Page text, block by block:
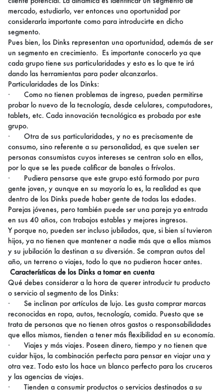
mercado, estudiarlo, ver entonces una oportunidad por
considerarla importante como para introducirte en dicho
segmento.
Pues bien, los Dinks representan una oportunidad, además de ser
un segmento en crecimiento. Es importante conocerlo ya que
cada grupo tiene sus particularidades y esto es lo que te irá
dando las herramientas para poder alcanzarlos.
Particularidades de los Dinks:
· Como no tienen problemas de ingreso, pueden permitirse
probar lo nuevo de la tecnología, desde celulares, computadores,
tablets, etc. Cada innovación tecnológica es probada por este
grupo.
· Otra de sus particularidades, y no es precisamente de
consumo, sino referente a su personalidad, es que suelen ser
personas consumistas cuyos intereses se centran solo en ellos,
por lo que se les puede calificar de banales o frívolos.
· Pudiera pensarse que este grupo está formado por pura
gente joven, y aunque en su mayoría lo es, la realidad es que
dentro de los Dinks puede haber gente de todas las edades.
Parejas jóvenes, pero también puede ser una pareja ya entrada
en sus 40 años, con trabajos estables y mejores ingresos.
Y porque no, pueden ser incluso jubilados, que, si bien sí tuvieron
hijos, ya no tienen que mantener a nadie más que a ellos mismos
y su jubilación la destinan a su diversión. Se compran autos del
año, un terreno o viajes, todo lo que no pudieron hacer antes.
Características de los Dinks a tomar en cuenta
Qué debes considerar a la hora de querer introducir tu producto
o servicio al segmento de los Dinks:
· Se inclinan por artículos de lujo. Les gusta comprar marcas
reconocidas en ropa, autos, tecnología, comida. Puesto que se
trata de personas que no tienen otros gastos o responsabilidades
que ellos mismos, tienden a tener más flexibilidad en su economía.
· Viajes y más viajes. Poseen dinero, tiempo y no tienen que
cuidar hijos, la combinación perfecta para pensar en viajar una y
otra vez. Todo esto los hace un blanco perfecto para los cruceros
y las agencias de viajes.
· Tienden a consumir productos o servicios destinados a su